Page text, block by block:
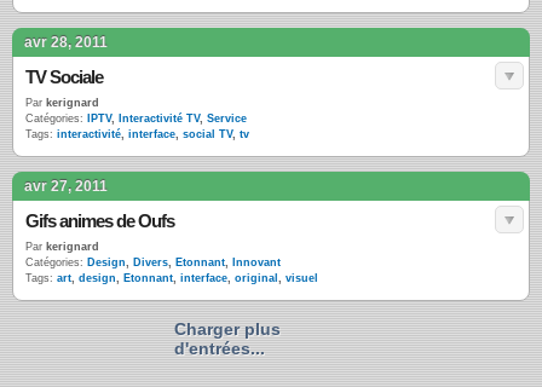
avr 28, 2011
TV Sociale
Par kerignard
Catégories:
IPTV, Interactivité TV, Service
Tags: interactivité, interface, social TV, tv
avr 27, 2011
Gifs animes de Oufs
Par kerignard
Catégories: Design, Divers, Etonnant,
Innovant
Tags: art, design, Etonnant, interface, original , visuel
Charger plus
d'entrées...